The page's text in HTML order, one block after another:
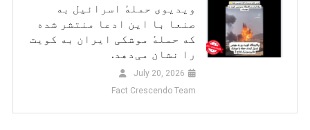
ویدیوی حملهٔ اسرائیل به
صنعا با این ادعا منتشر شده
که حملهٔ موشکی ایران به کویت
را نشان می‌دهد.
July 20, 2026
Fact Crescendo Team